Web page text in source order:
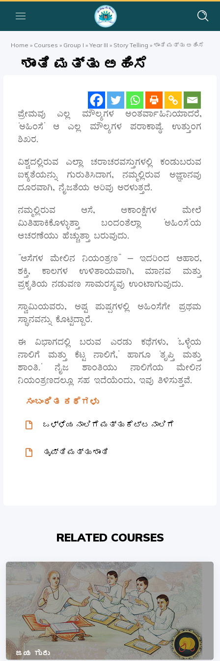
Home » Courses » Group I »Year III » Story Telling »ಶಾಂತಿ ಮತ್ತು ಅಹಿಂಸೆ
ಶಾಂತಿ ಮತ್ತು ಅಹಿಂಸೆ
ಪ್ರೇಮವು ಎಲ್ಲ ಮೌಲ್ಯಗಳ ಅಂತರ್ವಾಹಿನಿಯಾದರೆ,
‘ಅಹಿಂಸೆ’ ಆ ಎಲ್ಲ ಮೌಲ್ಯಗಳ ಪರಾಕಾಷ್ಠೆ. ಉತ್ತುಂಗ
ಶಿಖರ.
ವಿಶ್ವದಲ್ಲಿರುವ ಎಲ್ಲಾ ಚರಾಚರವಸ್ತುಗಳಲ್ಲಿ ಕಂಡುಬರುವ
ಐಕ್ಯತೆಯನ್ನು ಗುರುತಿಸಿದಾಗ, ನಮ್ಮಲ್ಲಿರುವ ಅಜ್ಞಾನವು
ದೂರವಾಗಿ, ನೈಜತೆಯ ಅರಿವು ಅರಳುತ್ತದೆ.
ನಮ್ಮಲ್ಲಿರುವ ಆಸೆ, ಆಕಾಂಕ್ಷೆಗಳ ಮೇಲೆ
ಮಿತಿಹಾಕಿಕೊಳ್ಳುತ್ತಾ ಬಂದಂತೆಲ್ಲಾ ‘ಅಹಿಂಸೆ’ಯ
ಆಚರಣೆಯು ಹೆಚ್ಚುತ್ತಾ ಬರುವುದು.
“ಆಸೆಗಳ ಮೇಲಿನ ನಿಯಂತ್ರಣ” – ಇದರಿಂದ ಆಹಾರ,
ಶಕ್ತಿ, ಕಾಲಗಳ ಉಳಿತಾಯವಾಗಿ, ಮಾನವ ಮತ್ತು
ಪ್ರಕೃತಿಯ ನಡುವಣ ಸಾಮರಸ್ಯವು ಉಂಟಾಗುವುದು.
ಸ್ವಾಮಿಯವರು, ಅಷ್ಟ ಪುಷ್ಪಗಳಲ್ಲಿ ಅಹಿಂಸೆಗೇ ಪ್ರಥಮ
ಸ್ಥಾನವನ್ನು ಕೊಟ್ಟಿದ್ದಾರೆ.
ಈ ವಿಭಾಗದಲ್ಲಿ ಬರುವ ಎರಡು ಕಥೆಗಳು, ‘ಒಳ್ಳೆಯ
ನಾಲಿಗೆ ಮತ್ತು ಕೆಟ್ಟ ನಾಲಿಗೆ,’ ಹಾಗೂ ‘ತೃಪ್ತಿ ಮತ್ತು
ಶಾಂತಿ.’ ನೈಜ ಶಾಂತಿಯು ನಾಲಿಗೆಯ ಮೇಲಿನ
ನಿಯಂತ್ರಣದಲ್ಲೂ ಸಹ ಇದೆಯೆಂದು, ಇವು ತಿಳಿಸುತ್ತವೆ.
ಸಂಬಂಧಿತ ಕಥೆಗಳು
ಒಳ್ಳೆಯ ನಾಲಿಗೆ ಮತ್ತು ಕೆಟ್ಟ ನಾಲಿಗೆ
ತೃಪ್ತಿ ಮತ್ತು ಶಾಂತಿ
RELATED COURSES
ಜಯ ಗುರು